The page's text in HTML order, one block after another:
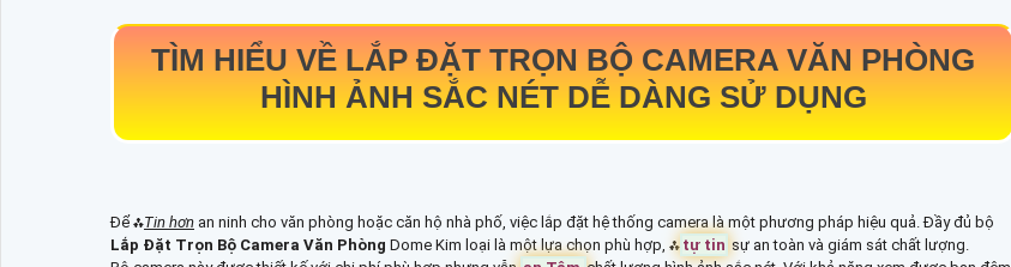
TÌM HIỂU VỀ LẮP ĐẶT TRỌN BỘ CAMERA VĂN PHÒNG
HÌNH ẢNH SẮC NÉT DỄ DÀNG SỬ DỤNG
Để ⁂Tin hơn an ninh cho văn phòng hoặc căn hộ nhà phố, việc lắp đặt hệ thống camera là một phương pháp hiệu quả. Đầy đủ bộ
Lắp Đặt Trọn Bộ Camera Văn Phòng Dome Kim loại là một lựa chọn phù hợp, ⁂ tự tin sự an toàn và giám sát chất lượng.